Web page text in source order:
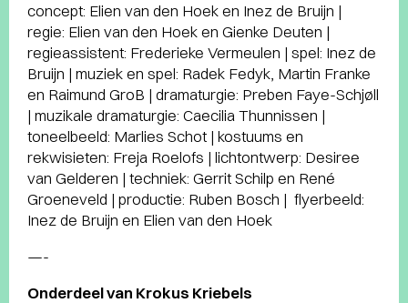
concept: Elien van den Hoek en Inez de Bruijn |
regie: Elien van den Hoek en Gienke Deuten |
regieassistent: Frederieke Vermeulen | spel: Inez de
Bruijn | muziek en spel: Radek Fedyk, Martin Franke
en Raimund GroB | dramaturgie: Preben Faye-Schjøll
| muzikale dramaturgie: Caecilia Thunnissen |
toneelbeeld: Marlies Schot | kostuums en
rekwisieten: Freja Roelofs | lichtontwerp: Desiree
van Gelderen | techniek: Gerrit Schilp en René
Groeneveld | productie: Ruben Bosch | flyerbeeld:
Inez de Bruijn en Elien van den Hoek
—-
Onderdeel van Krokus Kriebels